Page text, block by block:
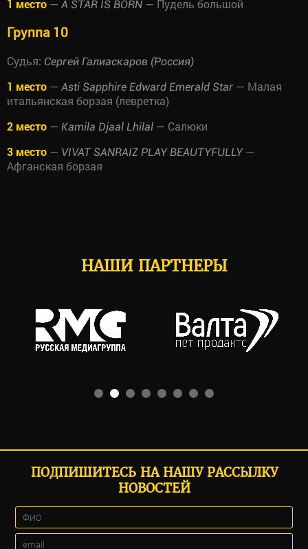
1 место — A STAR IS BORN — Пудель большой
Группа 10
Судья: Сергей Галиаскаров (Россия)
1 место — Asti Sapphire Edward Emerald Star — Малая
итальянская борзая (левретка)
2 место — Kamila Djaal Lhilal — Салюки
3 место — VIVAT SANRAIZ PLAY BEAUTYFULLY—
Афганская борзая
НАШИ ПАРТНЕРЫ
ПОДПИШИТЕСЬ НА НАШУ РАССЫЛКУ
НОВОСТЕЙ